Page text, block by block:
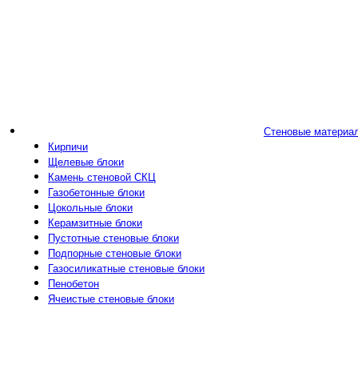
Стеновые
Кирпичи
Щелевые блоки
Камень стеновой СКЦ
Газобетонные блоки
Цокольные блоки
Керамзитные блоки
Пустотные стеновые блоки
Подпорные стеновые блоки
Газосиликатные стеновые блоки
Пенобетон
Ячеистые стеновые блоки